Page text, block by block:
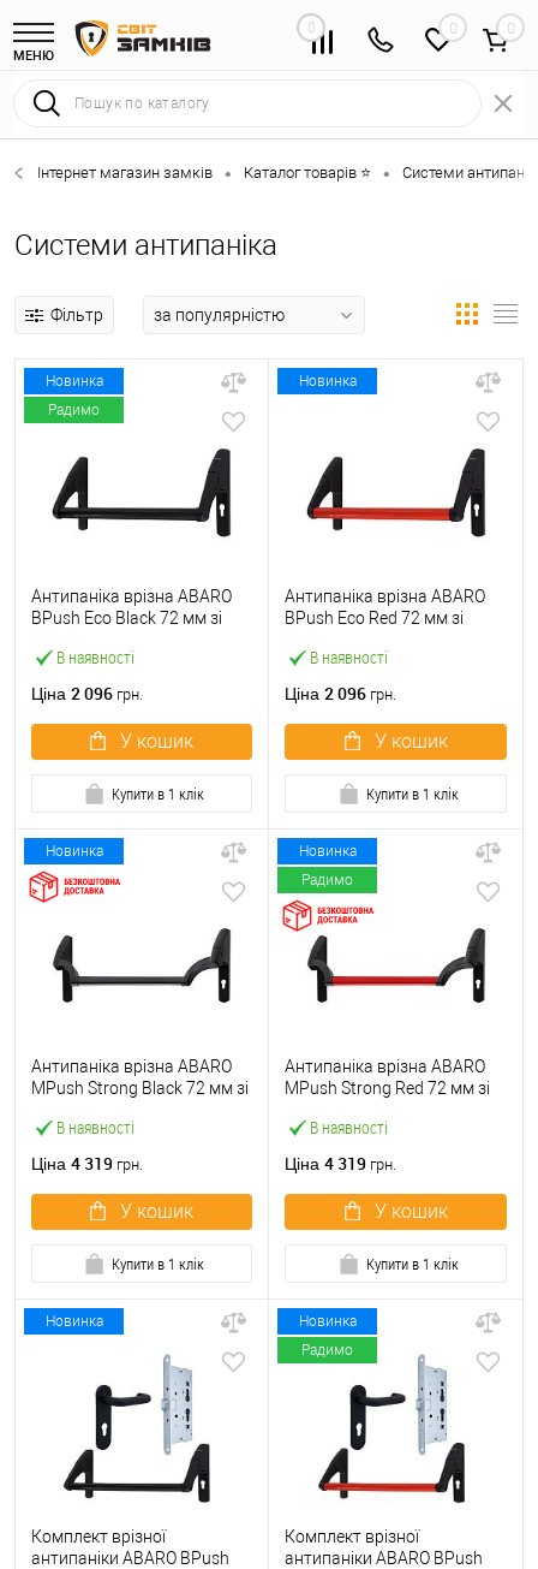
МЕНЮ
0 0
Інтернет магазин замків • Каталог товарів ⭐ • Системи
Системи антипаніка
Фільтр
Новинка
Радимо
В наявності
Антипаніка врізна ABARO
BPush Eco Black 72 мм зі
Ціна 2 096 грн.
У кошик
Купити в 1 клік
Новинка
В наявності
Антипаніка врізна ABARO
BPush Eco Red 72 мм зі
Ціна 2 096 грн.
У кошик
Купити в 1 клік
Новинка
В наявності
Антипаніка врізна ABARO
МPush Strong Black 72 мм зі
Ціна 4 319 грн.
У кошик
Купити в 1 клік
Новинка
Радимо
В наявності
Антипаніка врізна ABARO
МPush Strong Red 72 мм зі
Ціна 4 319 грн.
У кошик
Купити в 1 клік
Новинка
Комплект врізної
антипаніки ABARO BPush
Новинка
Радимо
Комплект врізної
антипаніки ABARO BPush